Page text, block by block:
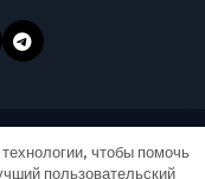
защищены|
чтобы помочь
пользовательский